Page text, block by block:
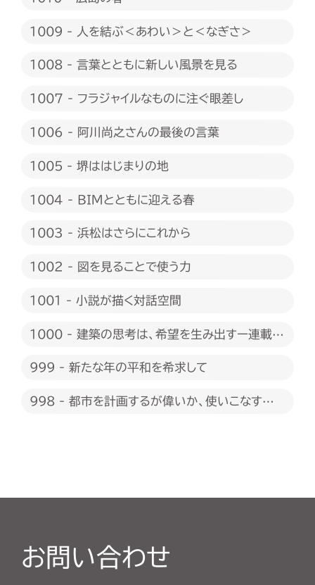
1009 - 人を結ぶ＜あわい＞と＜なぎさ＞
1008 - 言葉とともに新しい風景を見る
1007 - フラジャイルなものに注ぐ眼差し
1006 - 阿川尚之さんの最後の言葉
1005 - 堺ははじまりの地
1004 - BIMとともに迎える春
1003 - 浜松はさらにこれから
1002 - 図を見ることで使う力
1001 - 小説が描く対話空間
1000 - 建築の思考は、希望を生み出すー連載
999 - 新たな年の平和を希求して
998 - 都市を計画するが偉いか、使いこなすが
お問い合わせ